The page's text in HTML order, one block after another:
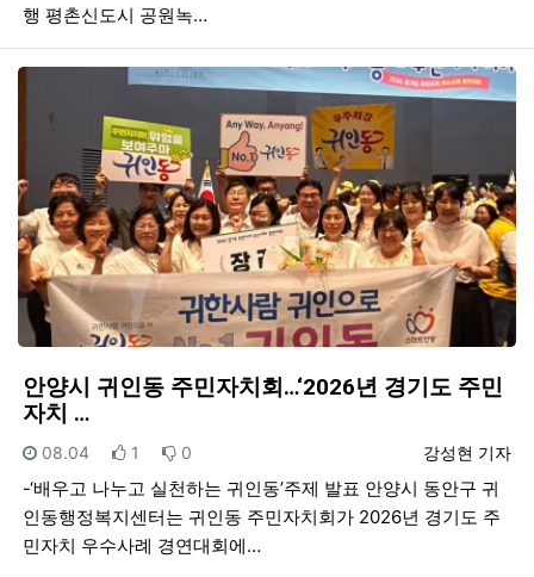
행 평촌신도시 공원녹…
안양시 귀인동 주민자치회…‘2026년 경기도 주민
자치 …
등록자
강성현 기자
등록일
08.04 추천
1 비추천
0
-‘배우고 나누고 실천하는 귀인동’주제 발표 안양시 동안구 귀
인동행정복지센터는 귀인동 주민자치회가 2026년 경기도 주
민자치 우수사례 경연대회에…